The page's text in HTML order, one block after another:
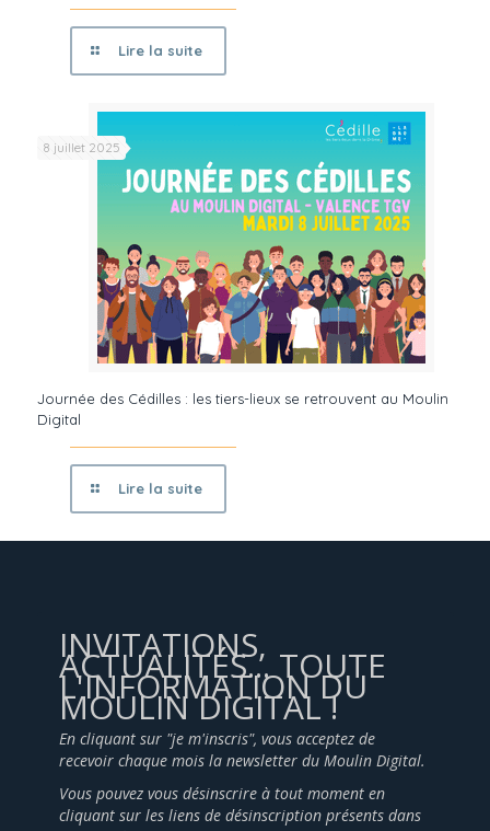
Lire la suite
8 juillet 2025
Journée des Cédilles : les tiers-lieux se retrouvent au Moulin
Digital
Lire la suite
INVITATIONS,
ACTUALITÉS... TOUTE
L'INFORMATION DU
MOULIN DIGITAL !
En cliquant sur "je m'inscris", vous acceptez de
recevoir chaque mois la newsletter du Moulin Digital.
Vous pouvez vous désinscrire à tout moment en
cliquant sur les liens de désinscription présents dans